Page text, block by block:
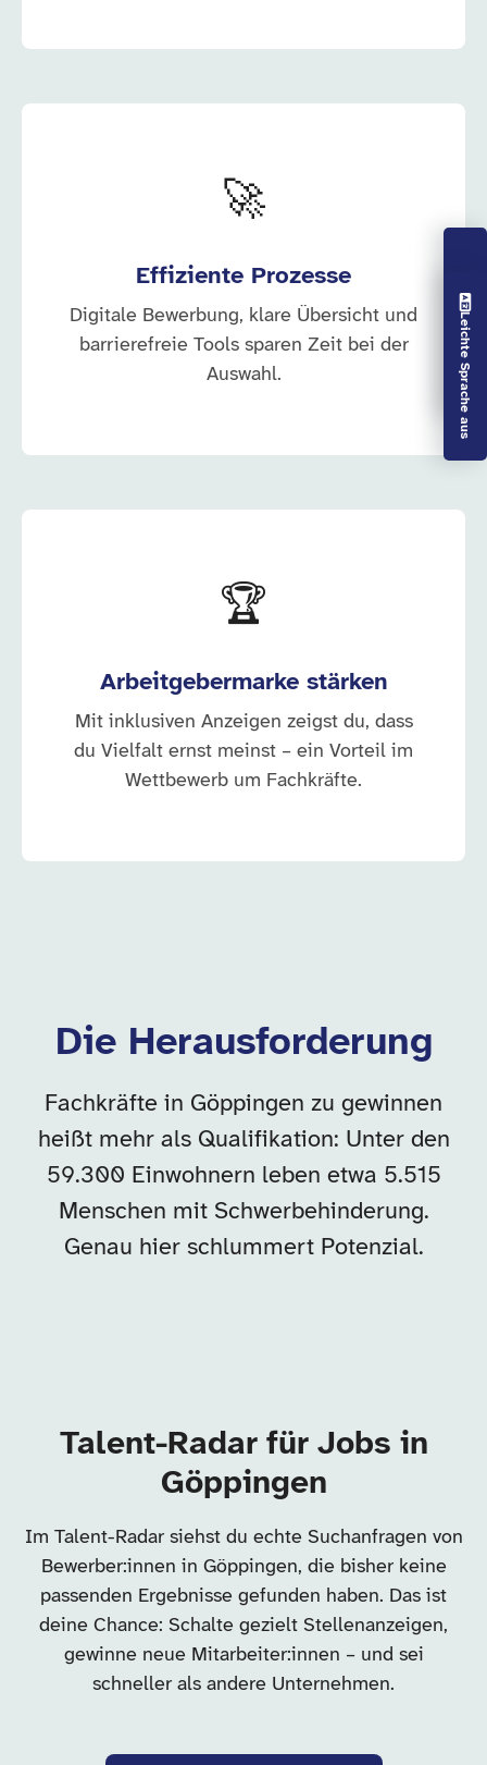
Vorlesen aus
Leichte Sprache aus
🚀
Effiziente Prozesse
Digitale Bewerbung, klare Übersicht und
barrierefreie Tools sparen Zeit bei der
Auswahl.
🏆
Arbeitgebermarke stärken
Mit inklusiven Anzeigen zeigst du, dass
du Vielfalt ernst meinst – ein Vorteil im
Wettbewerb um Fachkräfte.
Die Herausforderung
Fachkräfte in Göppingen zu gewinnen
heißt mehr als Qualifikation: Unter den
59.300 Einwohnern leben etwa 5.515
Menschen mit Schwerbehinderung.
Genau hier schlummert Potenzial.
Talent-Radar für Jobs in
Göppingen
Im Talent-Radar siehst du echte Suchanfragen von
Bewerber:innen in Göppingen, die bisher keine
passenden Ergebnisse gefunden haben. Das ist
deine Chance: Schalte gezielt Stellenanzeigen,
gewinne neue Mitarbeiter:innen – und sei
schneller als andere Unternehmen.